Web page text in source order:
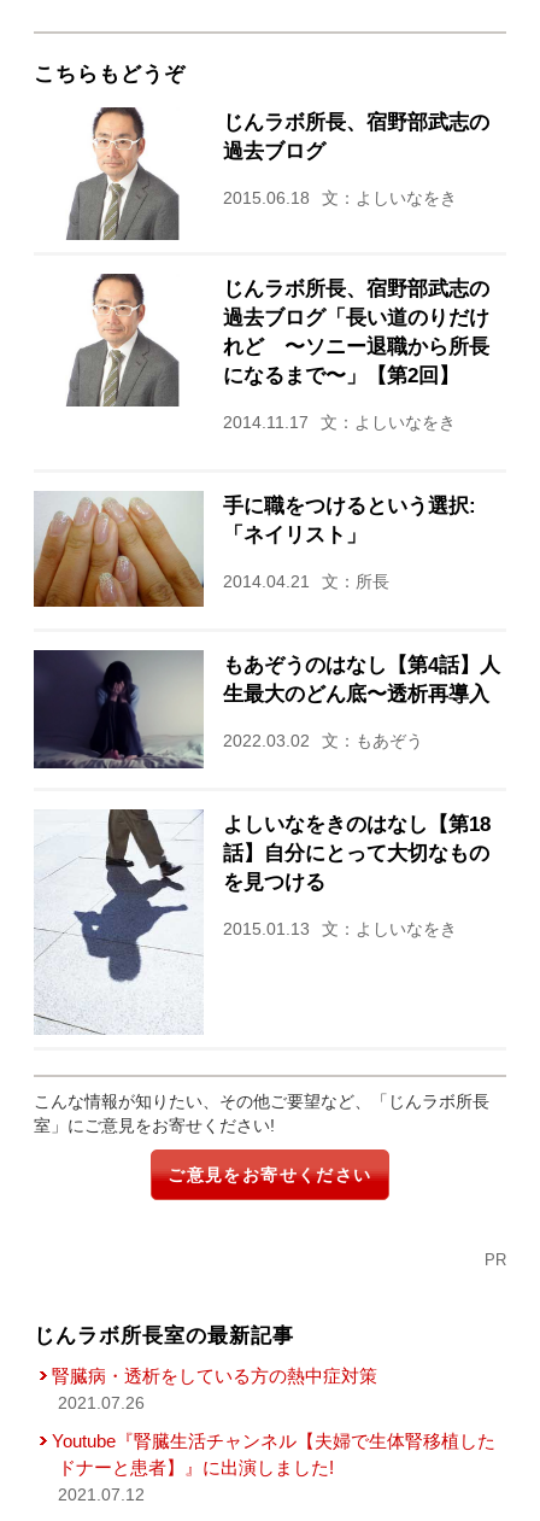
こちらもどうぞ
じんラボ所長、宿野部武志の
過去ブログ
2015.06.18 文：よしいなをき
じんラボ所長、宿野部武志の
過去ブログ「長い道のりだけ
れど 〜ソニー退職から所長
になるまで〜」【第2回】
2014.11.17 文：よしいなをき
手に職をつけるという選択:
「ネイリスト」
2014.04.21 文：所長
もあぞうのはなし【第4話】人
生最大のどん底〜透析再導入
2022.03.02 文：もあぞう
よしいなをきのはなし【第18
話】自分にとって大切なもの
を見つける
2015.01.13 文：よしいなをき
こんな情報が知りたい、その他ご要望など、「じんラボ所長
室」にご意見をお寄せください!
ご意見をお寄せください
PR
じんラボ所長室の最新記事
腎臓病・透析をしている方の熱中症対策
2021.07.26
Youtube『腎臓生活チャンネル【夫婦で生体腎移植した
ドナーと患者】』に出演しました!
2021.07.12